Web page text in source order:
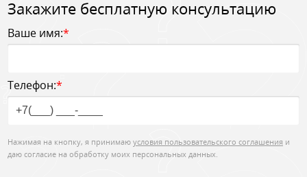
Закажите бесплатную консультацию
Ваше имя:*
Телефон:*
Нажимая на кнопку, я принимаю условия пользовательского соглашения и
даю согласие на обработку моих персональных данных.